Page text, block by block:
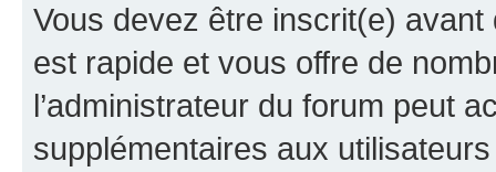
Vous devez être inscrit(e) avant
est rapide et vous offre de
l’administrateur du forum peut
supplémentaires aux